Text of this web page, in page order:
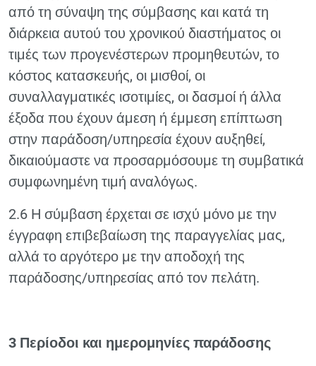
από τη σύναψη της σύμβασης και κατά τη
διάρκεια αυτού του χρονικού διαστήματος οι
τιμές των προγενέστερων προμηθευτών, το
κόστος κατασκευής, οι μισθοί, οι
συναλλαγματικές ισοτιμίες, οι δασμοί ή άλλα
έξοδα που έχουν άμεση ή έμμεση επίπτωση
στην παράδοση/υπηρεσία έχουν αυξηθεί,
δικαιούμαστε να προσαρμόσουμε τη συμβατικά
συμφωνημένη τιμή αναλόγως.
2.6 Η σύμβαση έρχεται σε ισχύ μόνο με την
έγγραφη επιβεβαίωση της παραγγελίας μας,
αλλά το αργότερο με την αποδοχή της
παράδοσης/υπηρεσίας από τον πελάτη.
3 Περίοδοι και ημερομηνίες παράδοσης